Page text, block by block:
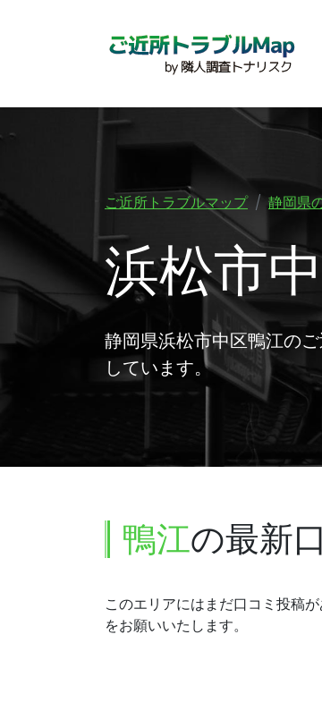
ご近所トラブルマップ 静岡県
浜松市
静岡県浜松市中区鴨江の
しています。
鴨江の最新
このエリアにはまだ口コミ投稿
をお願いいたします。